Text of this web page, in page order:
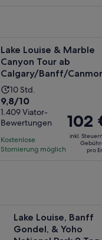
Lake Louise & Marble
Canyon Tour ab
Calgary/Banff/
Die
Aktivität
dauert
10
Stunden
10 Std.
9.8
von
10,
basierend
auf
9,8/10
1.409 Viator-
Bewertungen
Kostenlose
Stornierung möglich
Der
Preis
beträgt
102 €
102
inkl.
pro
Lake Louise, Banff
Gondel, & Yoho